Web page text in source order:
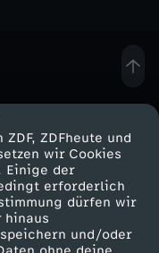
ZDFheute und
wir Cookies
Einige der
erforderlich
dürfen wir
hinaus
und/oder